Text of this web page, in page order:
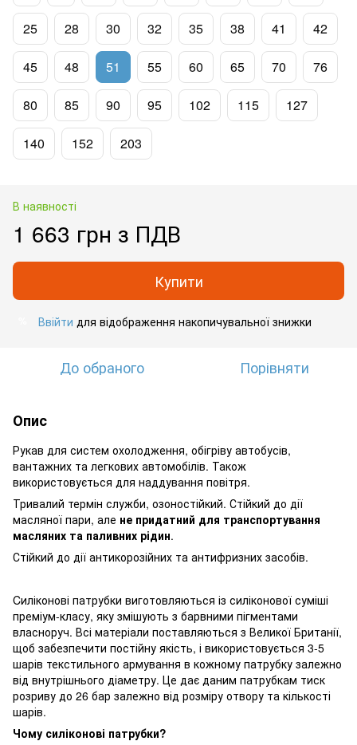
25 28 30 32 35 38 41 42
45 48 51 55 60 65 70 76
80 85 90 95 102 115 127
140 152 203
В наявності
1 663 грн з ПДВ
Купити
Ввійти для відображення накопичувальної знижки
До обраного Порівняти
Опис
Рукав для систем охолодження, обігріву автобусів,
вантажних та легкових автомобілів. Також
використовується для наддування повітря.
Тривалий термін служби, озоностійкий. Стійкий до дії
масляної пари, але не придатний для транспортування
масляних та паливних рідин.
Стійкий до дії антикорозійних та антифризних засобів.
Cиліконові патрубки виготовляються із силіконової суміші
преміум-класу, яку змішують з барвними пігментами
власноруч. Всі матеріали поставляються з Великої Британії,
щоб забезпечити постійну якість, і використовується 3-5
шарів текстильного армування в кожному патрубку залежно
від внутрішнього діаметру. Це дає даним патрубкам тиск
розриву до 26 бар залежно від розміру отвору та кількості
шарів.
Чому силіконові патрубки?